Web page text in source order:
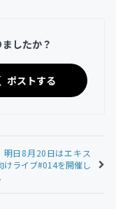
したか？
ポストする
明日8月20日はエキス
けライブ#014を開催し